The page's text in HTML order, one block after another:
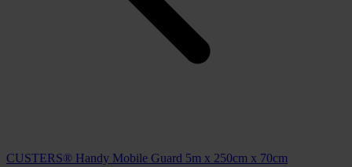
CUSTERS® Handy Mobile Guard 5m x 250cm x 70cm